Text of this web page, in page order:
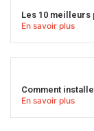
Les 10
En savoir plus
Comment
En savoir plus